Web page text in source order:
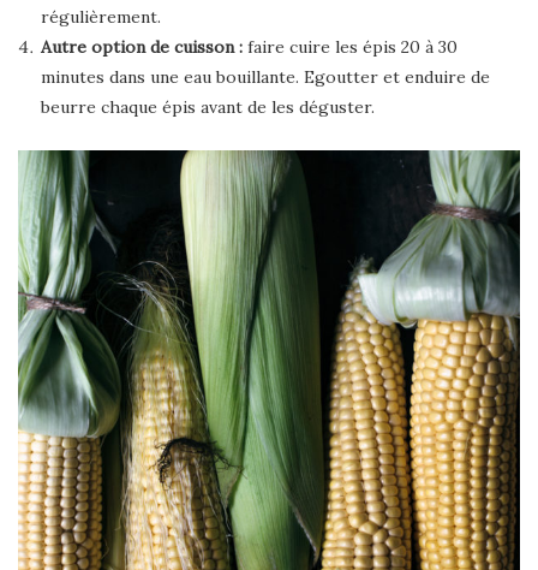
régulièrement.
Autre option de cuisson :faire cuire les épis 20 à 30
minutes dans une eau bouillante. Egoutter et enduire de
beurre chaque épis avant de les déguster.